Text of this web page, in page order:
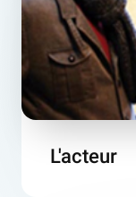
L'acteur